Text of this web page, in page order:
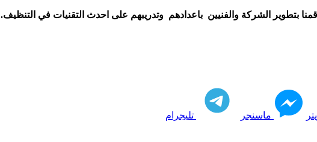
بتطوير الشركة والفنيين باعدادهم وتدريبهم على احدث التقنيات في التنظيف.
ماسنجر
تليجرام